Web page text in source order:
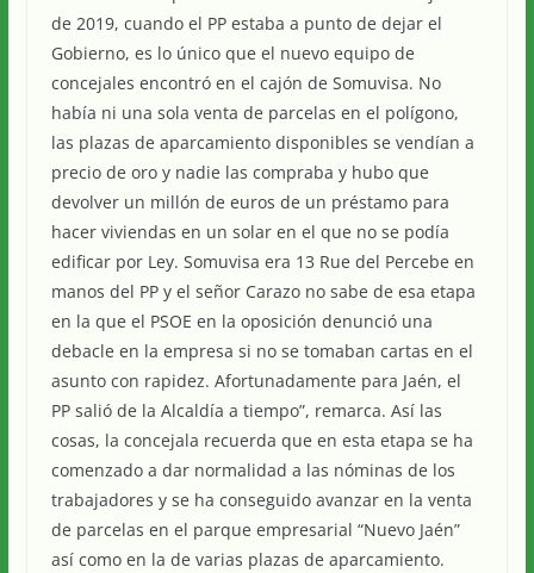
de 2019, cuando el PP estaba a punto de dejar el
Gobierno, es lo único que el nuevo equipo de
concejales encontró en el cajón de Somuvisa. No
había ni una sola venta de parcelas en el polígono,
las plazas de aparcamiento disponibles se vendían a
precio de oro y nadie las compraba y hubo que
devolver un millón de euros de un préstamo para
hacer viviendas en un solar en el que no se podía
edificar por Ley. Somuvisa era 13 Rue del Percebe en
manos del PP y el señor Carazo no sabe de esa etapa
en la que el PSOE en la oposición denunció una
debacle en la empresa si no se tomaban cartas en el
asunto con rapidez. Afortunadamente para Jaén, el
PP salió de la Alcaldía a tiempo”, remarca. Así las
cosas, la concejala recuerda que en esta etapa se ha
comenzado a dar normalidad a las nóminas de los
trabajadores y se ha conseguido avanzar en la venta
de parcelas en el parque empresarial “Nuevo Jaén”
así como en la de varias plazas de aparcamiento.